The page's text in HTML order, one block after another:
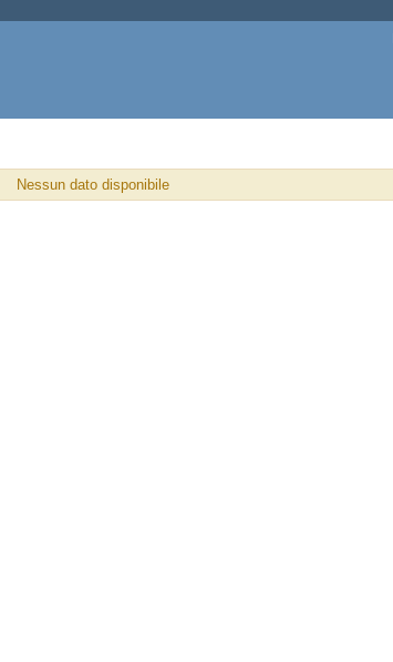
Nessun dato disponibile